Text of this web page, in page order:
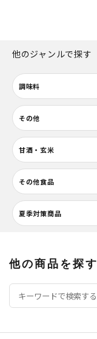
他のジャンルで探す
調味料
その他
甘酒・玄米
その他食品
夏季対策商品
他の商品を探す